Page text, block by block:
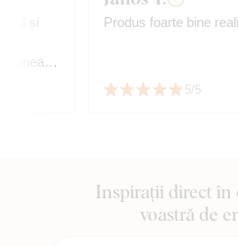
și
Produs foarte bine
5/5
Inspirații direct în
voastră de